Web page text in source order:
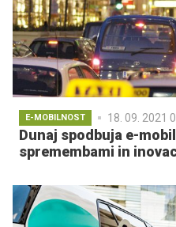
E-MOBILNOST 18. 09. 2021
Dunaj spodbuja e-
spremembami in